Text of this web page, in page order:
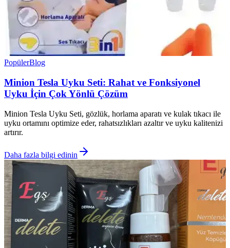
PopülerBlog
Minion Tesla Uyku Seti: Rahat ve Fonksiyonel
Uyku İçin Çok Yönlü Çözüm
Minion Tesla Uyku Seti, gözlük, horlama aparatı ve kulak tıkacı ile
uyku ortamını optimize eder, rahatsızlıkları azaltır ve uyku kalitenizi
artırır.
Daha fazla bilgi edinin